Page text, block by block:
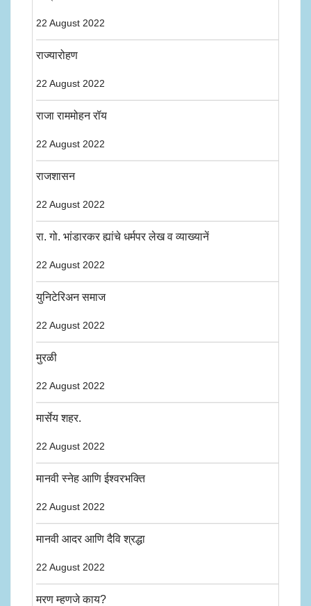
22 August 2022
राज्यारोहण
22 August 2022
राजा राममोहन रॉय
22 August 2022
राजशासन
22 August 2022
रा. गो. भांडारकर ह्यांचे धर्मपर लेख व व्याख्यानें
22 August 2022
युनिटेरिअन समाज
22 August 2022
मुरळी
22 August 2022
मार्सेय शहर.
22 August 2022
मानवी स्नेह आणि ईश्वरभक्ति
22 August 2022
मानवी आदर आणि दैवि श्रद्धा
22 August 2022
मरण म्हणजे काय?